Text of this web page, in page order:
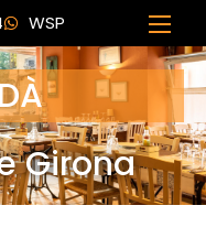
WSP
Girona